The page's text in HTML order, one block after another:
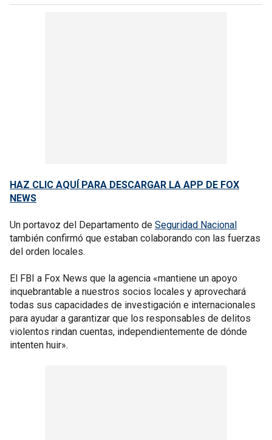
HAZ CLIC AQUÍ PARA DESCARGAR LA APP DE FOX
NEWS
Un portavoz del Departamento de Seguridad Nacional
también confirmó que estaban colaborando con las fuerzas
del orden locales.
El FBI a Fox News que la agencia «mantiene un apoyo
inquebrantable a nuestros socios locales y aprovechará
todas sus capacidades de investigación e internacionales
para ayudar a garantizar que los responsables de delitos
violentos rindan cuentas, independientemente de dónde
intenten huir».